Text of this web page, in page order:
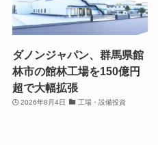
ダノンジャパン、群馬県館
林市の館林工場を150億円
超で大幅拡張
2026年8月4日 工場・設備投資